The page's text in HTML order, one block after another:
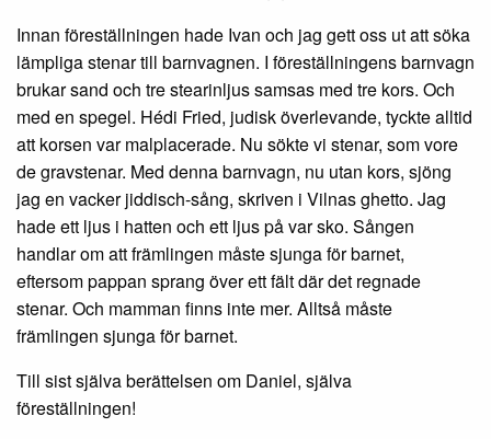
Innan föreställningen hade Ivan och jag gett oss ut att söka
lämpliga stenar till barnvagnen. I föreställningens barnvagn
brukar sand och tre stearinljus samsas med tre kors. Och
med en spegel. Hédi Fried, judisk överlevande, tyckte alltid
att korsen var malplacerade. Nu sökte vi stenar, som vore
de gravstenar. Med denna barnvagn, nu utan kors, sjöng
jag en vacker jiddisch-sång, skriven i Vilnas ghetto. Jag
hade ett ljus i hatten och ett ljus på var sko. Sången
handlar om att främlingen måste sjunga för barnet,
eftersom pappan sprang över ett fält där det regnade
stenar. Och mamman finns inte mer. Alltså måste
främlingen sjunga för barnet.
Till sist själva berättelsen om Daniel, själva
föreställningen!